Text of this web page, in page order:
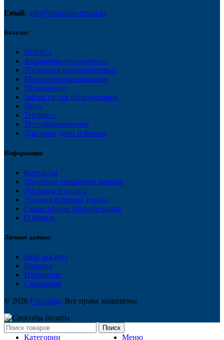
Email: info@foodatlas-russia.ru
Каталог
HoReCa
Фасовочно-упаковочное
Тестомесы промышленные
Мясоперерабатывающее
Пельменное
Запчасти для оборудования
Весы
Тепловое
Тестоформовочное
Для дома, дачи и фермы
Информация
Контакты
Политика обработки данных
Доставка и оплата
Условия возврата товара
Гарантийные Обязательства
О бренде
Личные данные
Мой аккаунт
Корзина
Избранное
Сравнение
© 2026 Foodatlas. Все права защищены
Поиск
Меню
Категории